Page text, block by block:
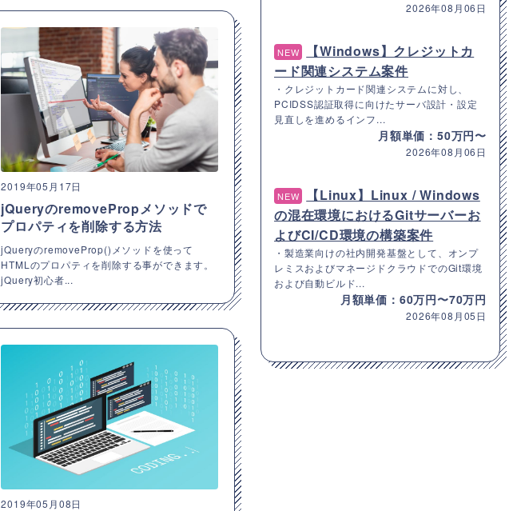
2019年05月17日
jQueryのremovePropメソッドで
プロパティを削除する方法
jQueryのremoveProp()メソッドを使って
HTMLのプロパティを削除する事ができます。
jQuery初心者...
2019年05月08日
2026年08月06日
NEW
【Windows】クレジットカ
ード関連システム案件
・クレジットカード関連システムに対し、
PCIDSS認証取得に向けたサーバ設計・設定
見直しを進めるインフ...
月額単価：50万円〜
2026年08月06日
NEW
【Linux】Linux / Windows
の混在環境におけるGitサーバーお
よびCI/CD環境の構築案件
・製造業向けの社内開発基盤として、オンプ
レミスおよびマネージドクラウドでのGit環境
および自動ビルド...
月額単価：60万円〜70万円
2026年08月05日